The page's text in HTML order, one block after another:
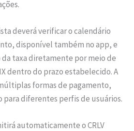
deverá verificar o calendário
disponível também no app, e
taxa diretamente por meio de
dentro do prazo estabelecido. A
formas de pagamento,
diferentes perfis de usuários.
automaticamente o CRLV